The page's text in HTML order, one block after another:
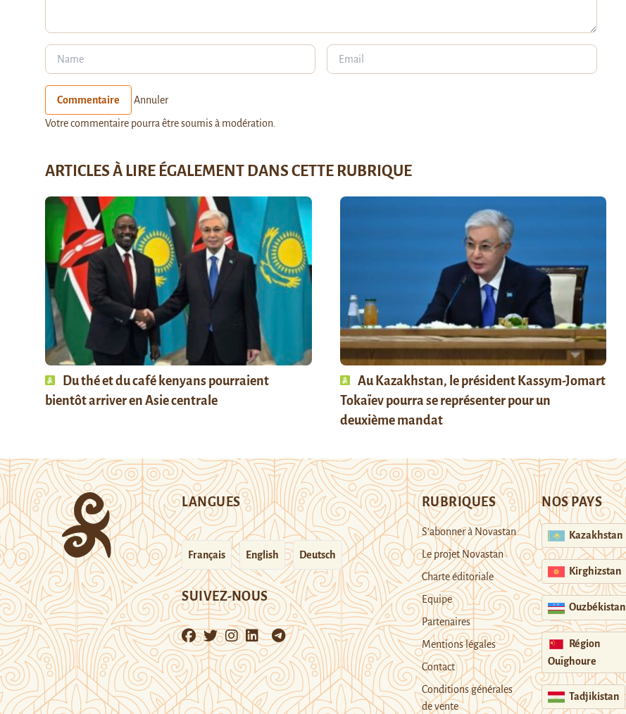
Commentaire Annuler
Votre commentaire pourra être soumis à modération.
ARTICLES À LIRE ÉGALEMENT DANS CETTE RUBRIQUE
Du thé et du café kenyans pourraient
bientôt arriver en Asie centrale
Au Kazakhstan, le président Kassym-Jomart
Tokaïev pourra se représenter pour un
deuxième mandat
LANGUES
Français English Deutsch
SUIVEZ-NOUS
RUBRIQUES
S’abonner à Novastan
Le projet Novastan
Charte éditoriale
Equipe
Partenaires
Mentions légales
Contact
Conditions générales
de vente
NOS PAYS
Kazakhstan
Kirghizstan
Ouzbékistan
Région
Ouïghoure
Tadjikistan